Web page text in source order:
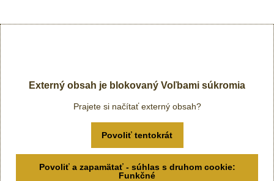
Externý obsah je blokovaný Voľbami súkromia
Prajete si načítať externý obsah?
Povoliť tentokrát
Povoliť a zapamätať - súhlas s druhom cookie:
Funkčné